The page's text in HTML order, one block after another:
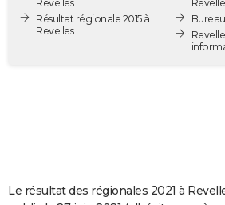
Destinations
City break
Voyage nature
Voyage de noces
Forum
Climat
PHOTO
Revelles
Résultat régionale 2015 à
Revelles
Le résultat des régionales 2021 à